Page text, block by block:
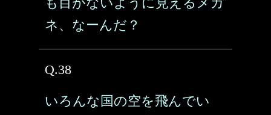
ネ、なーんだ？
Q.38
いろんな国の空を飛んでい